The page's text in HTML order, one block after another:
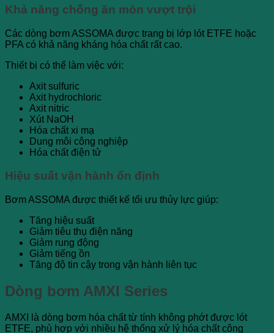
Khả năng chống ăn mòn vượt trội
Các dòng bơm ASSOMA được trang bị lớp lót ETFE hoặc
PFA có khả năng kháng hóa chất rất cao.
Thiết bị có thể làm việc với:
Axit sulfuric
Axit hydrochloric
Axit nitric
Xút NaOH
Hóa chất xi mạ
Dung môi công nghiệp
Hóa chất điện tử
Hiệu suất vận hành ổn định
Bơm ASSOMA được thiết kế tối ưu thủy lực giúp:
Tăng hiệu suất
Giảm tiêu thụ điện năng
Giảm rung động
Giảm tiếng ồn
Tăng độ tin cậy trong vận hành liên tục
Dòng bơm AMXI Series
AMXI là dòng bơm hóa chất từ tính không phớt được lót
ETFE, phù hợp với nhiều hệ thống xử lý hóa chất công